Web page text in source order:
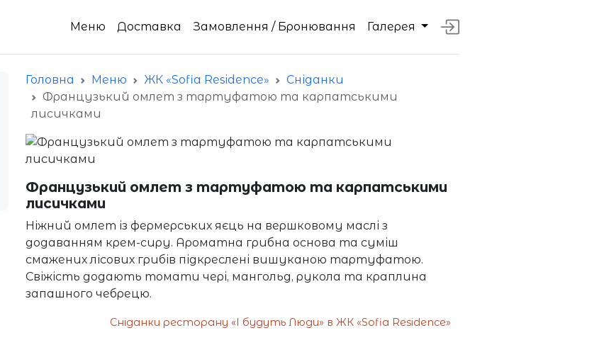
Меню Доставка Замовлення / Бронювання Галерея
Головна Меню ЖК «Sofia Residence»
Сніданки
Французький омлет з тартуфатою та карпатськими
лисичками
Французький омлет з тартуфатою та карпатськими
лисичками
Ніжний омлет із фермерських яєць на вершковому маслі з
додаванням крем-сиру. Ароматна грибна основа та суміш
смажених лісових грибів підкреслені вишуканою тартуфатою.
Свіжість додають томати чері, мангольд, рукола та краплина
запашного чебрецю.
Сніданки ресторану «І будуть Люди» в ЖК «Sofia Residence»